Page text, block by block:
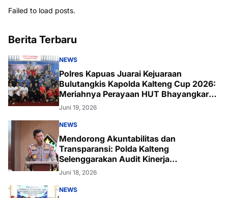
Failed to load posts.
Berita Terbaru
NEWS
Polres Kapuas Juarai Kejuaraan
Bulutangkis Kapolda Kalteng Cup 2026:
Meriahnya Perayaan HUT Bhayangkara
ke-80 di Palangka Raya
Juni 19, 2026
NEWS
Mendorong Akuntabilitas dan
Transparansi: Polda Kalteng
Selenggarakan Audit Kinerja
Komprehensif Bersama Itwasum Polri
Juni 18, 2026
NEWS